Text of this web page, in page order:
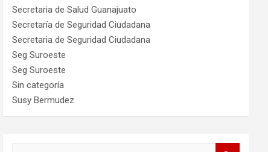
Secretaria de Salud Guanajuato
Secretaría de Seguridad Ciudadana
Secretaria de Seguridad Ciudadana
Seg Suroeste
Seg Suroeste
Sin categoría
Susy Bermudez